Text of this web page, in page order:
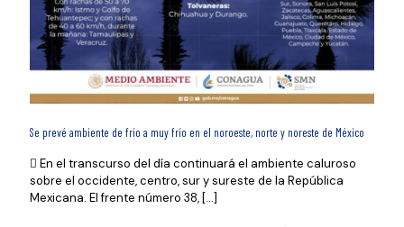
Se prevé ambiente de frío a muy frío en el noroeste, norte y noreste de México
 En el transcurso del día continuará el ambiente caluroso
sobre el occidente, centro, sur y sureste de la República
Mexicana. El frente número 38, […]